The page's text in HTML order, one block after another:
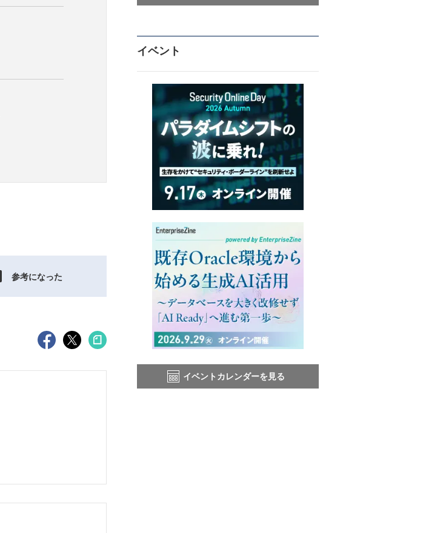
参考になった
イベント
イベントカレンダーを見る